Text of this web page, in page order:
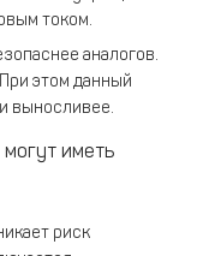
током.
аналогов.
этом данный
выносливее.
иметь
риск